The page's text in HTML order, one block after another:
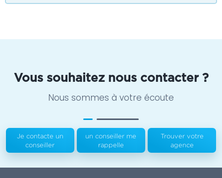
Vous souhaitez nous contacter ?
Nous sommes à votre écoute
Je contacte un
conseiller
un conseiller me
rappelle
Trouver votre
agence